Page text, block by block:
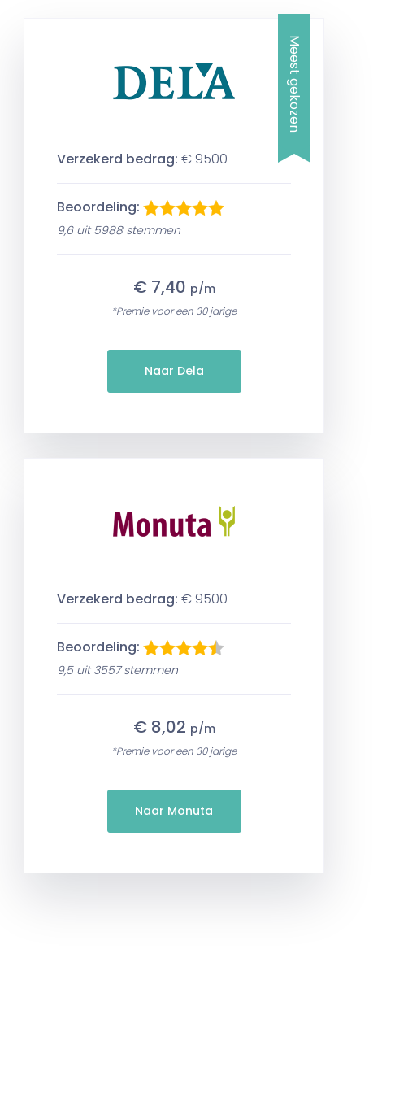
Meest gekozen
Verzekerd bedrag: € 9500
Beoordeling:
9,6 uit 5988 stemmen
€ 7,40 p/m
*Premie voor een 30 jarige
Naar Dela
Verzekerd bedrag: € 9500
Beoordeling:
9,5 uit 3557 stemmen
€ 8,02 p/m
*Premie voor een 30 jarige
Naar Monuta